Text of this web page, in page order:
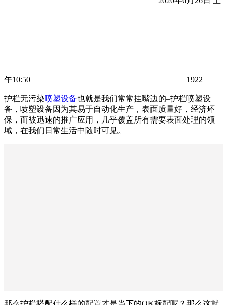
午10:50 1922
护栏无污染喷塑设备也就是我们常常挂嘴边的–护栏喷塑设
备，喷塑设备因为其易于自动化生产，表面质量好，经济环
保，而被迅速的推广应用，几乎覆盖所有需要表面处理的领
域，在我们日常生活中随时可见。